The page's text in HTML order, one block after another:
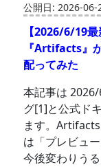
公開日: 2026-06-
【2026/6/19
『Artifacts』
配ってみた
本記事は
グ[1]と公式ド
ます。
は「プレビュ
今後変わりう